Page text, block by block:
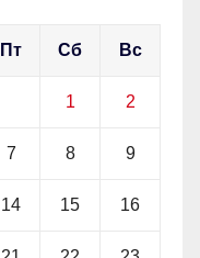
Пт Сб Вс
1 2
7 8 9
14 15 16